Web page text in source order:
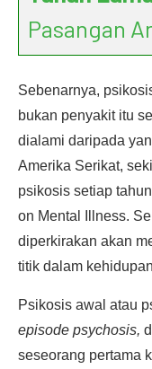
Pasangan
Sebenarnya,
bukan penyakit itu
dialami daripada
Amerika Serikat,
psikosis setiap
on Mental Illness.
diperkirakan akan
titik dalam
Psikosis awal atau
episode psychosis,
seseorang pertama